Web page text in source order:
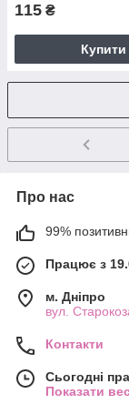
115 ₴
Купити
Про нас
99%
Працює з
м. Дніпро
вул.
Контакти
Сьогодні
Показати